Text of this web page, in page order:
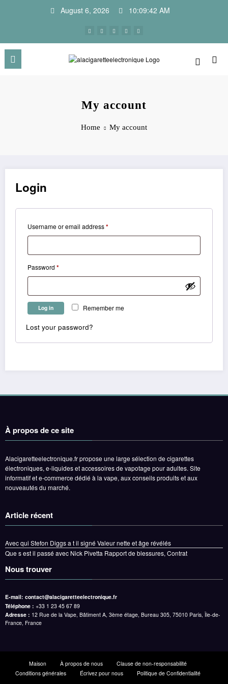
August 6, 2026 10:09:42 AM
My account
Home My account
Login
Username or email address*Required
Password *Required
Remember me
Log in
Lost your password?
À propos de ce site
Alacigaretteelectronique.fr propose une large sélection de cigarettes
électroniques, e-liquides et accessoires de vapotage pour adultes. Site
informatif et e-commerce dédié à la vape, aux conseils produits et aux
nouveautés du marché.
Article récent
Avec qui Stefon Diggs a t il signé Valeur nette et âge révélés
Que s est il passé avec Nick Pivetta Rapport de blessures, Contrat
Nous trouver
E-mail: contact@alacigaretteelectronique.fr
Téléphone : +33 1 23 45 67 89
Adresse : 12 Rue de la Vape, Bâtiment A, 3ème étage, Bureau 305, 75010 Paris, Île-de-
France, France
Maison À propos de nous
Clause de non-responsabilité
Conditions générales
Écrivez pour nous
Politique de Confidentialité